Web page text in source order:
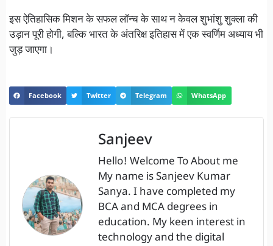
इस ऐतिहासिक मिशन के सफल लॉन्च के साथ न केवल शुभांशु शुक्ला की
उड़ान पूरी होगी, बल्कि भारत के अंतरिक्ष इतिहास में एक स्वर्णिम अध्याय भी
जुड़ जाएगा।
Facebook Twitter Telegram WhatsApp
Sanjeev
Hello! Welcome To About me
My name is Sanjeev Kumar
Sanya. I have completed my
BCA and MCA degrees in
education. My keen interest in
technology and the digital